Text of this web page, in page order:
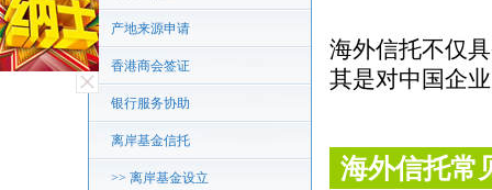
产地来源申请
香港商会签证
银行服务协助
离岸基金信托
>> 离岸基金设立
海外信托不仅
其是对中国企
海外信托常